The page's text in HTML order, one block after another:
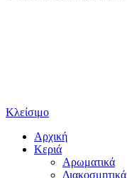
Κλείσιμο
Αρχική
Κεριά
Αρωματικά
Διακοσμητικά